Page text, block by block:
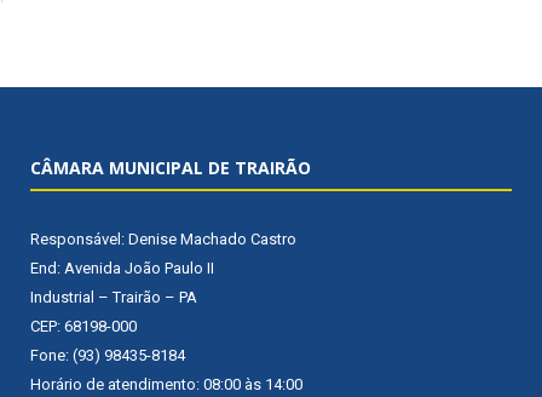
CÂMARA MUNICIPAL DE TRAIRÃO
Responsável: Denise Machado Castro
End: Avenida João Paulo II
Industrial – Trairão – PA
CEP: 68198-000
Fone: (93) 98435-8184
Horário de atendimento: 08:00 às 14:00